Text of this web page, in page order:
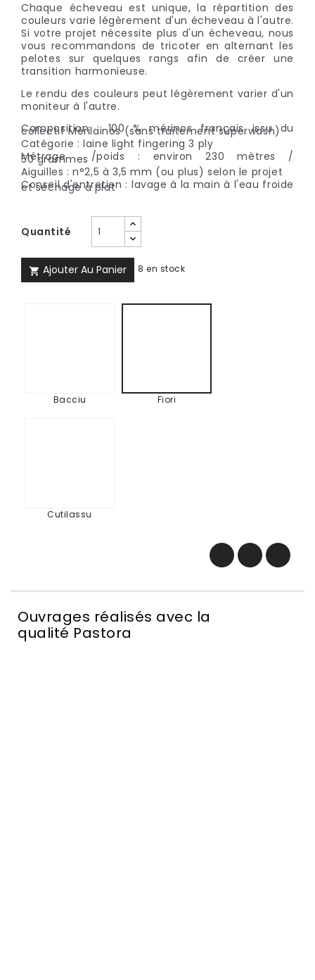
Chaque écheveau est unique, la répartition des
couleurs varie légèrement d'un écheveau à l'autre.
Si votre projet nécessite plus d'un écheveau, nous
vous recommandons de tricoter en alternant les
pelotes sur quelques rangs afin de créer une
transition harmonieuse.
Le rendu des couleurs peut légèrement varier d'un
moniteur à l'autre.
Composition : 100 % mérinos français issu du
collectif Mérilainos (sans traitement superwash)
Catégorie : laine light fingering 3 ply
Métrage /poids : environ 230 mètres /
50 grammes
Aiguilles : n°2,5 à 3,5 mm (ou plus) selon le projet
Conseil d'entretien : lavage à la main à l'eau froide
et séchage à plat
Quantité
 Ajouter Au Panier 8 en stock
Bacciu
Fiori
Cutilassu
Ouvrages réalisés avec la
qualité Pastora